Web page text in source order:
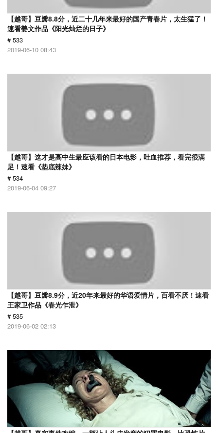
【越哥】豆瓣8.8分，近二十几年来最好的国产青春片，太生猛了！
速看姜文作品《阳光灿烂的日子》
# 533
2019-06-10 08:43
【越哥】这才是高中生最应该看的日本电影，吐血推荐，看完很满
足！速看《垫底辣妹》
# 534
2019-06-04 09:27
【越哥】豆瓣8.9分，近20年来最好的华语爱情片，百看不厌！速看
王家卫作品《春光乍泄》
# 535
2019-06-02 02:13